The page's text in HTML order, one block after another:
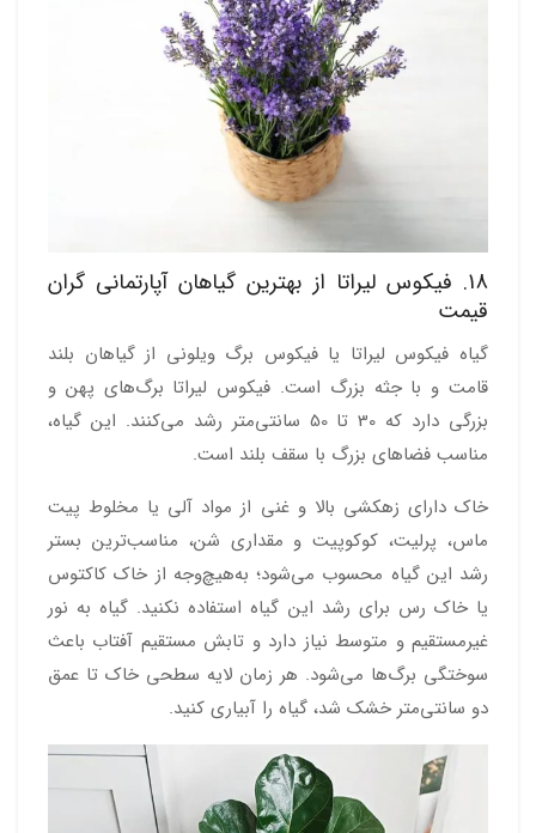
18. فیکوس لیراتا از بهترین گیاهان آپارتمانی گران
قیمت
گیاه فیکوس لیراتا یا فیکوس برگ ویلونی از گیاهان بلند
قامت و با جثه بزرگ است. فیکوس لیراتا برگ‌های پهن و
بزرگی دارد که 30 تا 50 سانتی‌متر رشد می‌کنند. این گیاه،
مناسب فضاهای بزرگ با سقف بلند است.
خاک دارای زهکشی بالا و غنی از مواد آلی یا مخلوط پیت
ماس، پرلیت، کوکوپیت و مقداری شن، مناسب‌ترین بستر
رشد این گیاه محسوب می‌شود؛ به‌هیچ‌وجه از خاک کاکتوس
یا خاک رس برای رشد این گیاه استفاده نکنید. گیاه به نور
غیرمستقیم و متوسط نیاز دارد و تابش مستقیم آفتاب باعث
سوختگی برگ‌ها می‌شود. هر زمان لایه سطحی خاک تا عمق
دو سانتی‌متر خشک شد، گیاه را آبیاری کنید.